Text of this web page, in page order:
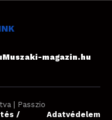
Muszaki-magazin.hu
| Passzio
/
Adatvédelem